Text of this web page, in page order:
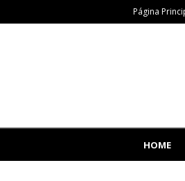
Página
HOME